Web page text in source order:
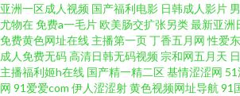
卡网站 国产乱子 亚洲卡通动漫在线观看 亚洲国产
放 丝袜少妇在线影院 草草院元wwwww 强奷乱码中
亚洲一区成人视频 国产福利电影 日韩成人影片
尤物在免费a一毛片欧美肠交扩张另类最新亚洲
免费黄色网址在线 主播第一页丁香五月网 性爱
成人免费无码高清日韩无码视频 宗和网五月天
主播福利姬h在线 国产精一精二区基情涩涩网 51
网 91爱爱com 伊人涩涩射黄色视频网址导航 91